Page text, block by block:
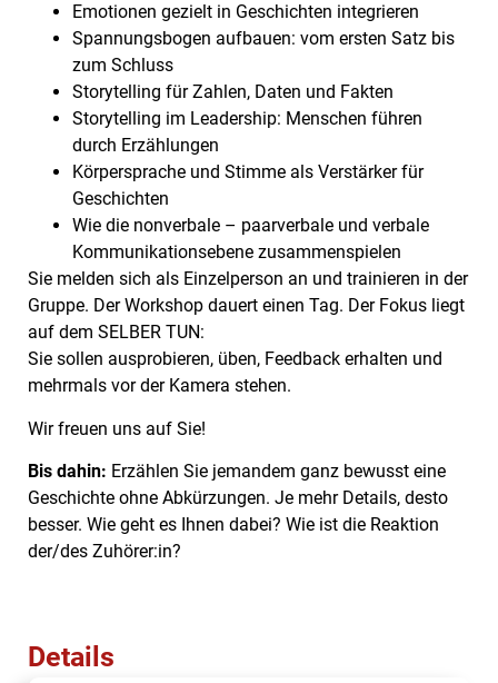
Emotionen gezielt in Geschichten integrieren
Spannungsbogen aufbauen: vom ersten Satz bis
zum Schluss
Storytelling für Zahlen, Daten und Fakten
Storytelling im Leadership: Menschen führen
durch Erzählungen
Körpersprache und Stimme als Verstärker für
Geschichten
Wie die nonverbale – paarverbale und verbale
Kommunikationsebene zusammenspielen
Sie melden sich als Einzelperson an und trainieren in der
Gruppe. Der Workshop dauert einen Tag. Der Fokus liegt
auf dem SELBER TUN:
Sie sollen ausprobieren, üben, Feedback erhalten und
mehrmals vor der Kamera stehen.
Wir freuen uns auf Sie!
Bis dahin: Erzählen Sie jemandem ganz bewusst eine
Geschichte ohne Abkürzungen. Je mehr Details, desto
besser. Wie geht es Ihnen dabei? Wie ist die Reaktion
der/des Zuhörer:in?
Details